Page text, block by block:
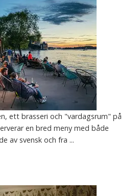
ett brasseri och "vardagsrum" på
en bred meny med både
av svensk och fra ...